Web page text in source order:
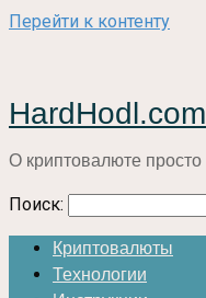
Перейти к контенту
HardHodl.com
О криптовалюте просто
Поиск:
Криптовалюты
Технологии